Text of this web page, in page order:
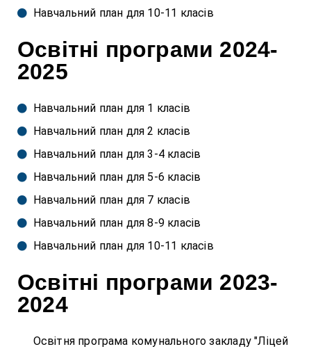
Навчальний план для 10-11 класів
Освітні програми 2024-
2025
Навчальний план для 1 класів
Навчальний план для 2 класів
Навчальний план для 3-4 класів
Навчальний план для 5-6 класів
Навчальний план для 7 класів
Навчальний план для 8-9 класів
Навчальний план для 10-11 класів
Освітні програми 2023-
2024
Освітня програма комунального закладу "Ліцей